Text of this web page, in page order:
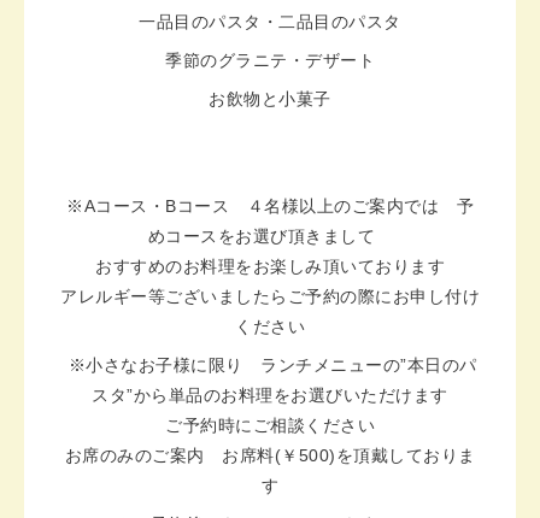
一品目のパスタ・二品目のパスタ
季節のグラニテ・デザート
お飲物と小菓子
※Aコース・Bコース ４名様以上のご案内では 予
めコースをお選び頂きまして
おすすめのお料理をお楽しみ頂いております
アレルギー等ございましたらご予約の際にお申し付け
ください
※小さなお子様に限り ランチメニューの”本日のパ
スタ”から単品のお料理をお選びいただけます
ご予約時にご相談ください
お席のみのご案内 お席料(￥500)を頂戴しておりま
す